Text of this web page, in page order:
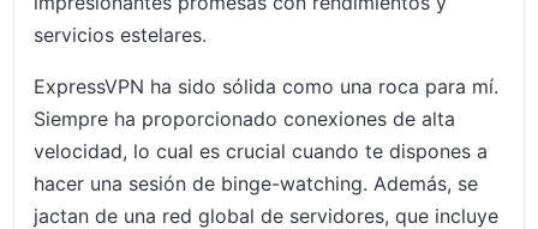
servicios estelares.
ExpressVPN ha sido sólida como una roca para mí.
Siempre ha proporcionado conexiones de alta
velocidad, lo cual es crucial cuando te dispones a
hacer una sesión de binge-watching. Además, se
jactan de una red global de servidores, que incluye